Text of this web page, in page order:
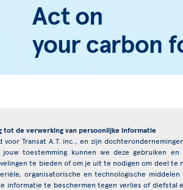
de verwerking van persoonlijke informatie
voor Transat A.T. inc., en zijn
toestemming kunnen we deze gebruiken
te bieden of om je uit te nodigen om deel
organisatorische en technologische
informatie te beschermen tegen verlies of